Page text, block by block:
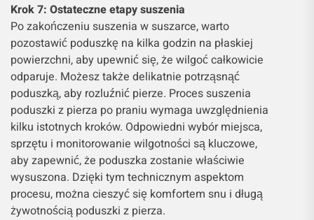
Krok 7: Ostateczne etapy suszenia
Po zakończeniu suszenia w suszarce, warto
pozostawić poduszkę na kilka godzin na płaskiej
powierzchni, aby upewnić się, że wilgoć całkowicie
odparuje. Możesz także delikatnie potrząsnąć
poduszką, aby rozluźnić pierze. Proces suszenia
poduszki z pierza po praniu wymaga uwzględnienia
kilku istotnych kroków. Odpowiedni wybór miejsca,
sprzętu i monitorowanie wilgotności są kluczowe,
aby zapewnić, że poduszka zostanie właściwie
wysuszona. Dzięki tym technicznym aspektom
procesu, można cieszyć się komfortem snu i długą
żywotnością poduszki z pierza.